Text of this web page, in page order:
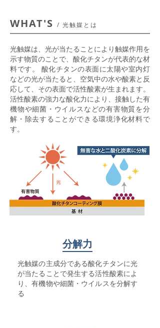
WHAT'S / 光触媒とは
光触媒は、光が当たることにより触媒作用を
示す物質のことで、酸化チタンが代表的な材
料です。 酸化チタンの表面に太陽や室内灯
などの光が当たると、空気中の水や酸素と反
応して、その表面で活性酸素が生まれます。
活性酸素の強力な酸化力により、接触した有
機物や細菌・ウイルスなどの有害物質を分
解・除去することができる環境浄化材料で
す。
分解力
光触媒の主成分である酸化チタンに光
が当たることで発生する活性酸素によ
り、有機物や細菌・ウイルスを分解す
る